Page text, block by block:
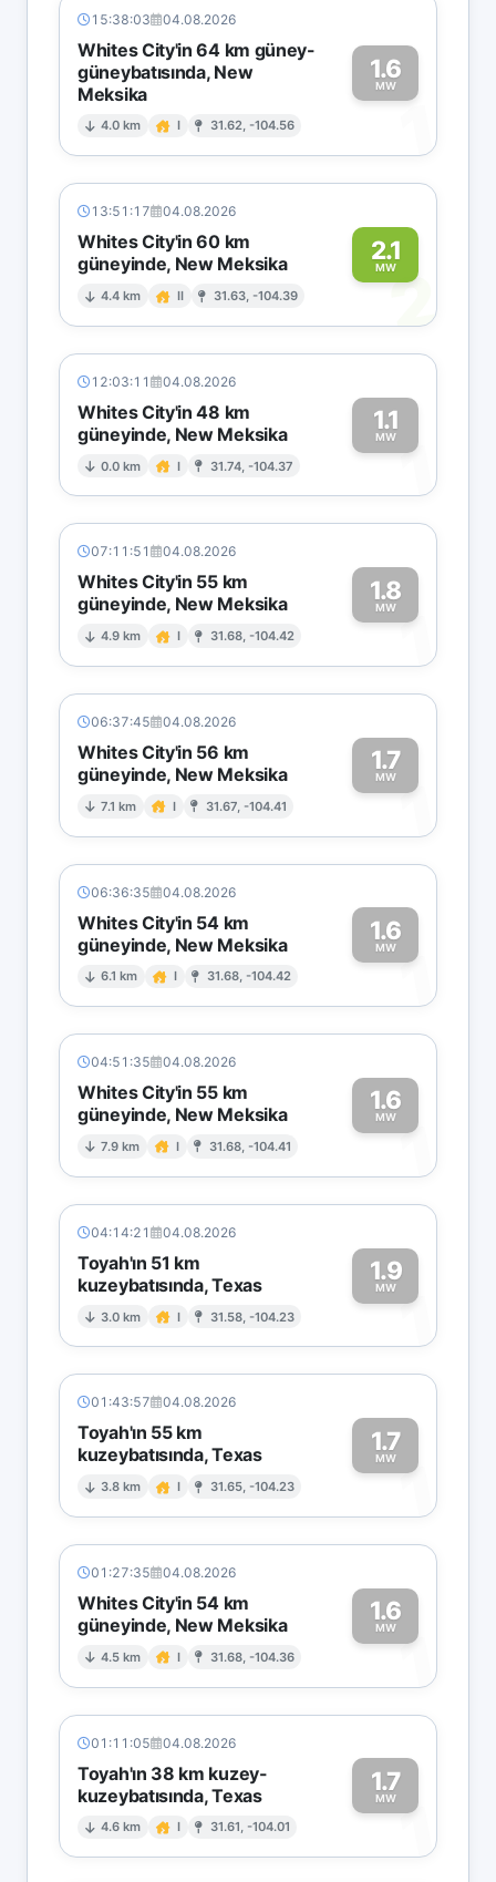
15:38:03 04.08.2026
Whites City'in 64 km güney-
güneybatısında, New
Meksika
4.0 km I 31.62, -104.56
1.6
MW
1
13:51:17 04.08.2026
Whites City'in 60 km
güneyinde, New Meksika
4.4 km II 31.63, -104.39
2.1
MW2
12:03:11 04.08.2026
Whites City'in 48 km
güneyinde, New Meksika
0.0 km I 31.74, -104.37
1.1
MW1
07:11:51 04.08.2026
Whites City'in 55 km
güneyinde, New Meksika
4.9 km I 31.68, -104.42
1.8
MW1
06:37:45 04.08.2026
Whites City'in 56 km
güneyinde, New Meksika
7.1 km I 31.67, -104.41
1.7
MW1
06:36:35 04.08.2026
Whites City'in 54 km
güneyinde, New Meksika
6.1 km I 31.68, -104.42
1.6
MW1
04:51:35 04.08.2026
Whites City'in 55 km
güneyinde, New Meksika
7.9 km I 31.68, -104.41
1.6
MW1
04:14:21 04.08.2026
Toyah'ın 51 km
kuzeybatısında, Texas
3.0 km I 31.58, -104.23
1.9
MW1
01:43:57 04.08.2026
Toyah'ın 55 km
kuzeybatısında, Texas
3.8 km I 31.65, -104.23
1.7
MW1
01:27:35 04.08.2026
Whites City'in 54 km
güneyinde, New Meksika
4.5 km I 31.68, -104.36
1.6
MW1
01:11:05 04.08.2026
Toyah'ın 38 km kuzey-
kuzeybatısında, Texas
4.6 km I 31.61, -104.01
1.7
MW1